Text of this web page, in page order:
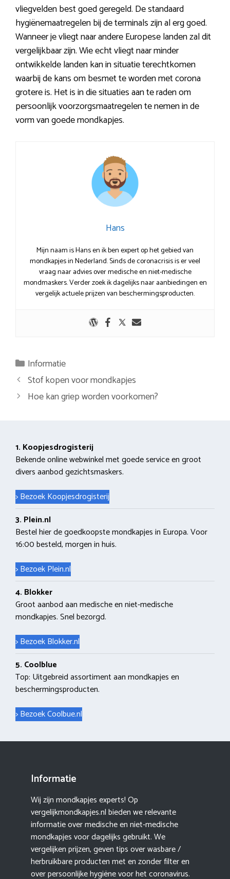
vliegvelden best goed geregeld. De standaard
hygiënemaatregelen bij de terminals zijn al erg goed.
Wanneer je vliegt naar andere Europese landen zal dit
vergelijkbaar zijn. Wie echt vliegt naar minder
ontwikkelde landen kan in situatie terechtkomen
waarbij de kans om besmet te worden met corona
grotere is. Het is in die situaties aan te raden om
persoonlijk voorzorgsmaatregelen te nemen in de
vorm van goede mondkapjes.
Hans
Mijn naam is Hans en ik ben expert op het gebied van
mondkapjes in Nederland. Sinds de coronacrisis is er veel
vraag naar advies over medische en niet-medische
mondmaskers. Verder zoek ik dagelijks naar aanbiedingen en
vergelijk actuele prijzen van beschermingsproducten.
Categorieën
Informatie
Berichtnavigatie
Stof kopen voor mondkapjes
Hoe kan griep worden voorkomen?
1. Koopjesdrogisterij
Bekende online webwinkel met goede service en groot
divers aanbod gezichtsmaskers.
> Bezoek Koopjesdrogisterij
3. Plein.nl
Bestel hier de goedkoopste mondkapjes in Europa. Voor
16:00 besteld, morgen in huis.
> Bezoek Plein.nl
4. Blokker
Groot aanbod aan medische en niet-medische
mondkapjes. Snel bezorgd.
> Bezoek Blokker.nl
5. Coolblue
Top: Uitgebreid assortiment aan mondkapjes en
beschermingsproducten.
> Bezoek Coolbue.nl
Informatie
Wij zijn mondkapjes experts! Op
vergelijkmondkapjes.nl bieden we relevante
informatie over medische en niet-medische
mondkapjes voor dagelijks gebruikt. We
vergelijken prijzen, geven tips over wasbare /
herbruikbare producten met en zonder filter en
over persoonlijke hygiëne voor het coronavirus.